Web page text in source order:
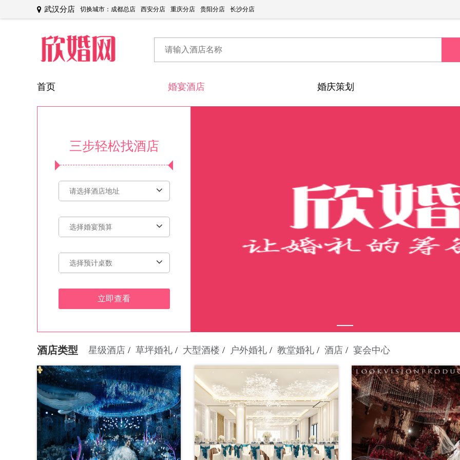
武汉分店 切换城市： 成都总店 西安分店 重庆分店 贵阳分店 长沙分店
首页 婚宴酒店 婚庆策划
三步轻松找酒店
立即查看
酒店类型 星级酒店 草坪婚礼 大型酒楼 户外婚礼 教堂婚礼 酒店 宴会中心